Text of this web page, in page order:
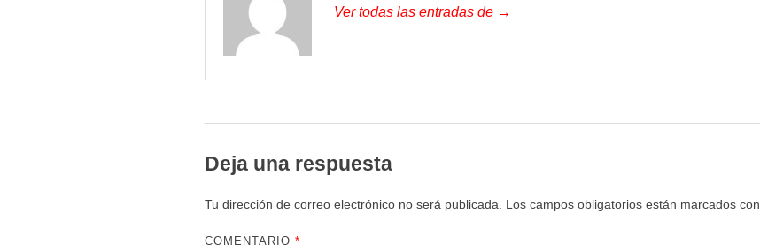
Ver todas las entradas de →
Deja una respuesta
Tu dirección de correo electrónico no será publicada. Los campos obligatorios están marcados con
COMENTARIO*